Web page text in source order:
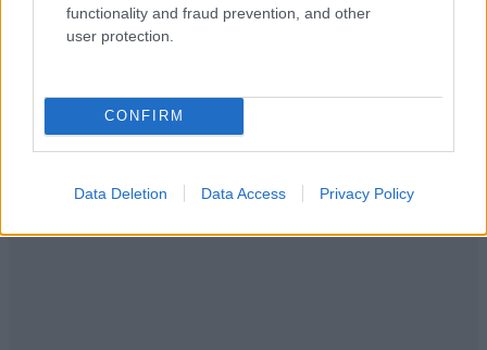
functionality and fraud prevention, and other
user protection.
CONFIRM
Data Deletion Data Access Privacy Policy
ΕΛΛΑΔΑ05·08·2026 21:24
«Κάηκε το σπίτι μας στην Ελλάδα λίγο πριν
μετακομίσουμε»: Απαρηγόρητη η οικογένεια
γίνεται στάχτη